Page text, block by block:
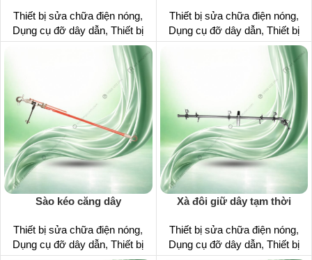
Thiết bị sửa chữa điện nóng,
Dụng cụ đỡ dây dẫn,Thiết bị
Thiết bị sửa chữa điện nóng,
Dụng cụ đỡ dây dẫn, Thiết bị
Sào kéo căng dây
Thiết bị sửa chữa điện nóng,
Dụng cụ đỡ dây dẫn,Thiết bị
Xà đôi giữ dây tạm thời
Thiết bị sửa chữa điện nóng,
Dụng cụ đỡ dây dẫn, Thiết bị